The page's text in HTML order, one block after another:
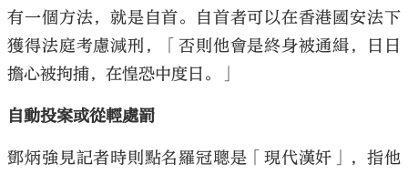
有一個方法，就是自首。自首者可以在香港國安法下
獲得法庭考慮減刑，「否則他會是終身被通緝，日日
擔心被拘捕，在惶恐中度日。」
自動投案或從輕處罰
鄧炳強見記者時則點名羅冠聰是「現代漢奸」，指他